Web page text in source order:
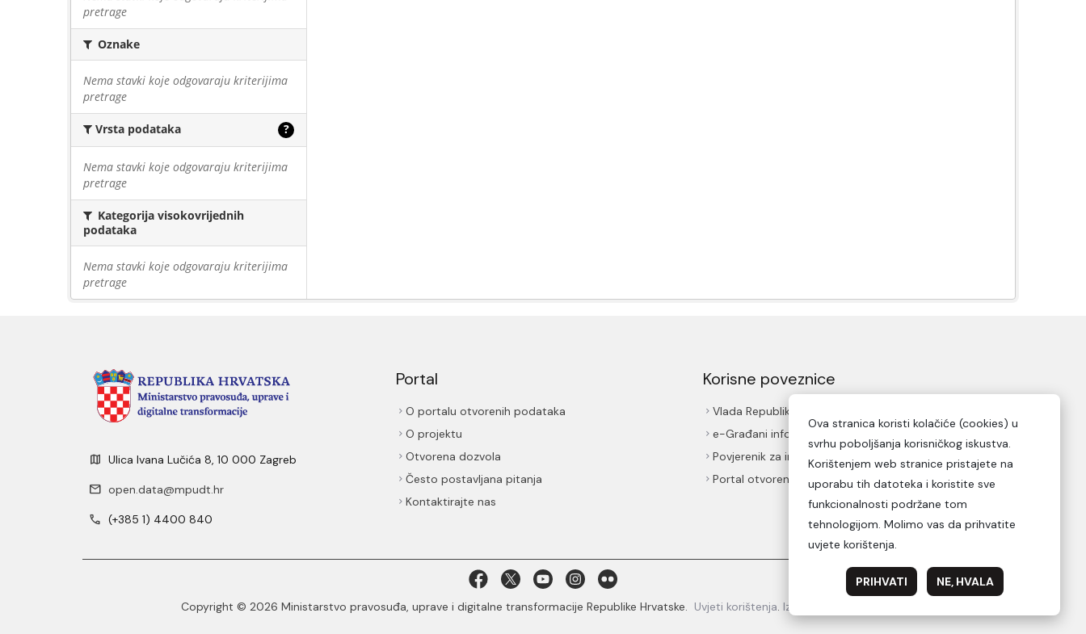
pretrage
Oznake
Nema stavki koje odgovaraju kriterijima
pretrage
Vrsta podataka ?
Nema stavki koje odgovaraju kriterijima
pretrage
Kategorija visokovrijednih
podataka
Nema stavki koje odgovaraju kriterijima
pretrage